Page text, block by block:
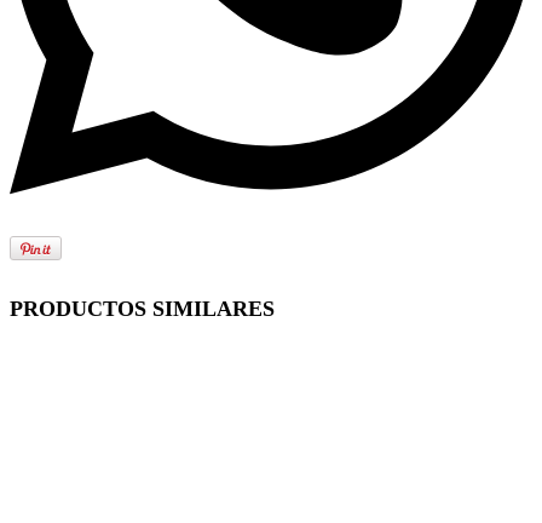
PRODUCTOS SIMILARES